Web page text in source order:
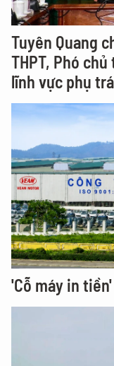
Tuyên Quang
THPT, Phó
lĩnh vực phụ
'Cỗ máy in tiền'